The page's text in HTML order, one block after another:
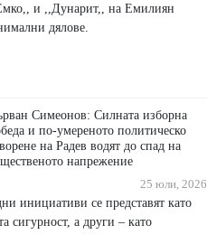
и ,,Дунарит,, на Емилиян
дялове.
Симеонов: Силната изборна
и по-умереното политическо
на Радев водят до спад на
напрежение
25 юли, 2026
инициативи се представят като
сигурност, а други – като